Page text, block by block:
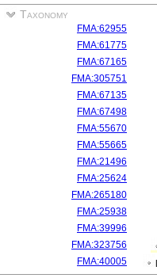
Taxonomy
FMA:62955
FMA:61775
FMA:67165
FMA:305751
FMA:67135
FMA:67498
FMA:55670
FMA:55665
FMA:21496
FMA:25624
FMA:265180
FMA:25938
FMA:39996
FMA:323756
FMA:40005